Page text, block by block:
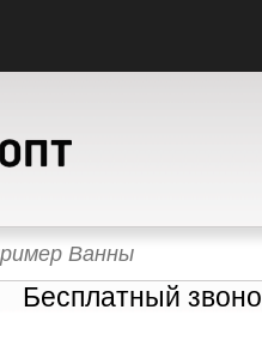
Бесплатный